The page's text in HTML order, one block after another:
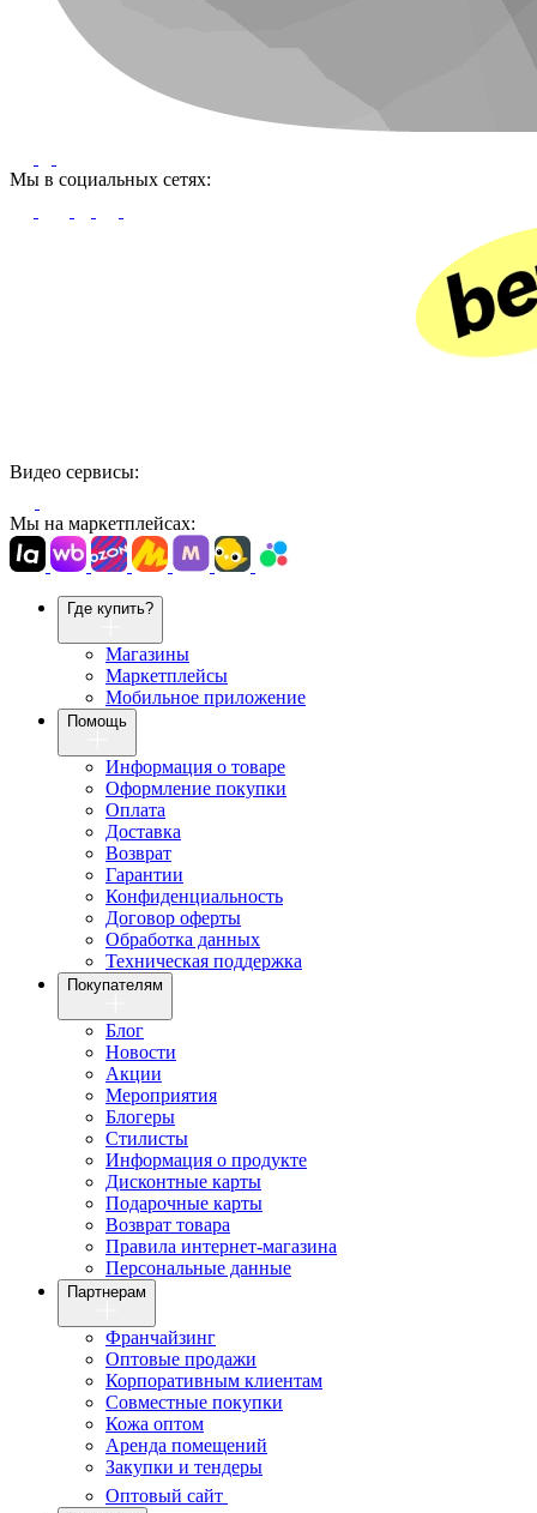
Мы в социальных сетях:
Видео сервисы:
Мы на маркетплейсах:
Где купить?
Магазины
Маркетплейсы
Мобильное приложение
Помощь
Информация о товаре
Оформление покупки
Оплата
Доставка
Возврат
Гарантии
Конфиденциальность
Договор оферты
Обработка данных
Техническая поддержка
Покупателям
Блог
Новости
Акции
Мероприятия
Блогеры
Стилисты
Информация о продукте
Дисконтные карты
Подарочные карты
Возврат товара
Правила интернет-магазина
Персональные данные
Партнерам
Франчайзинг
Оптовые продажи
Корпоративным клиентам
Совместные покупки
Кожа оптом
Аренда помещений
Закупки и тендеры
Оптовый сайт